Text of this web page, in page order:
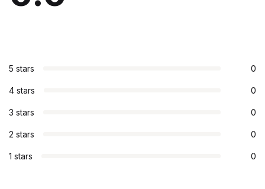
5 stars 0
4 stars 0
3 stars 0
2 stars 0
1 stars 0